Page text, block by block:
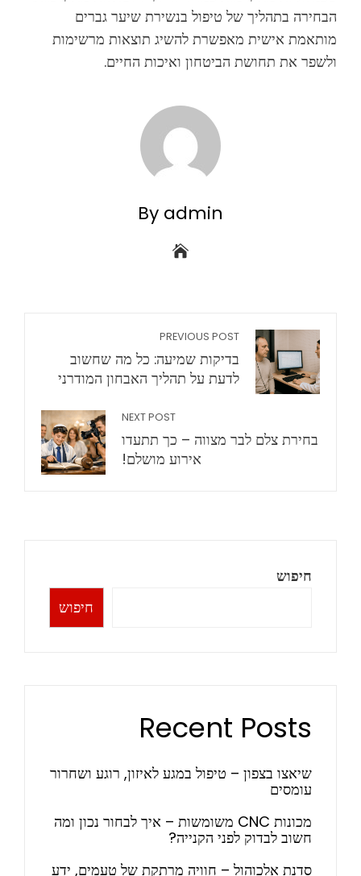
הבחירה בתהליך של טיפול בנשירת שיער גברים
מותאמת אישית מאפשרת להשיג תוצאות מרשימות
ולשפר את תחושת הביטחון ואיכות החיים.
By admin
PREVIOUS POST
בדיקות שמיעה: כל מה שחשוב
לדעת על תהליך האבחון המודרני
NEXT POST
בחירת צלם לבר מצווה – כך תתעדו
אירוע מושלם!
חיפוש
חיפוש
Recent Posts
שיאצו בצפון – טיפול במגע לאיזון, רוגע ושחרור
עומסים
מכונות CNC משומשות – איך לבחור נכון ומה
חשוב לבדוק לפני הקנייה?
סדנת אלכוהול – חוויה מרתקת של טעמים, ידע